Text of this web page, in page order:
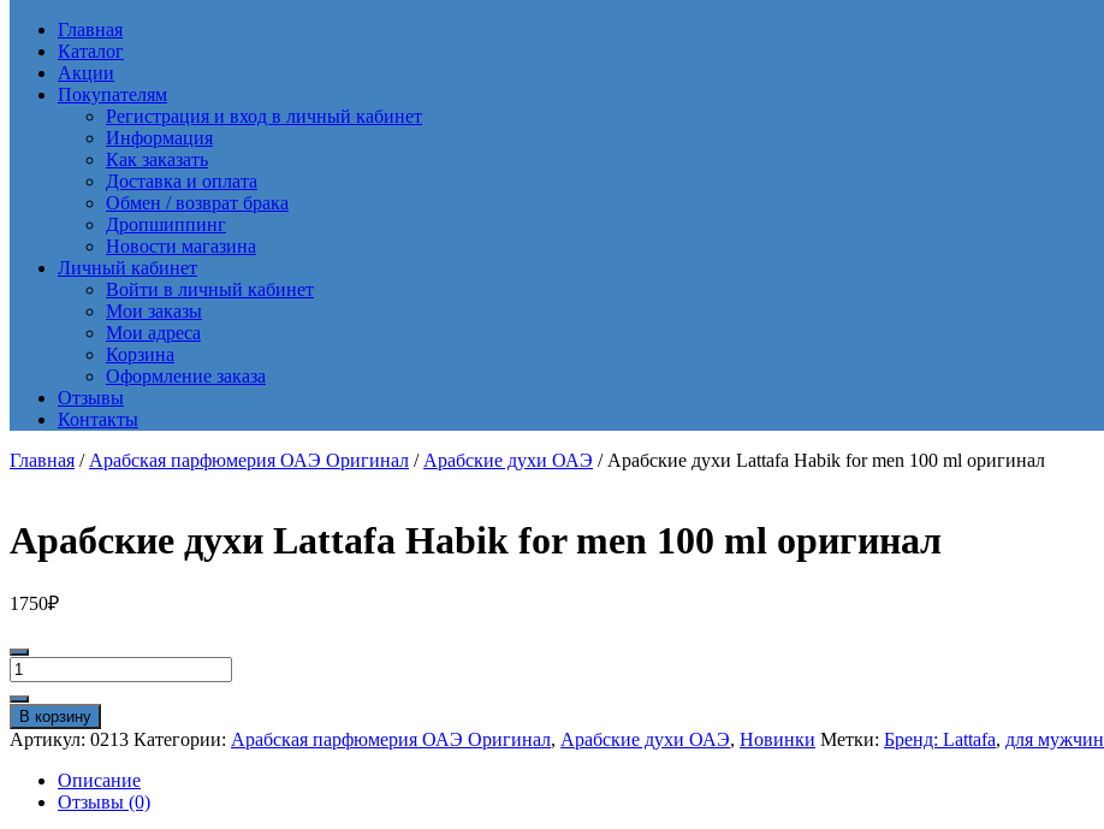
Главная
Каталог
Акции
Покупателям
Регистрация и вход в личный кабинет
Информация
Как заказать
Доставка и оплата
Обмен / возврат брака
Дропшиппинг
Новости магазина
Личный кабинет
Войти в личный кабинет
Мои заказы
Мои адреса
Корзина
Оформление заказа
Отзывы
Контакты
Главная / Арабская парфюмерия ОАЭ Оригинал / Арабские духи ОАЭ / Арабские духи Lattafa Habik for men 100 ml оригинал
Арабские духи Lattafa Habik for men 100 ml оригинал
1750₽
Количество
товара
Арабские
духи
Lattafa
Habik
В корзину
Артикул: 0213 Категории: Арабская парфюмерия ОАЭ Оригинал, Арабские духи ОАЭ, Новинки Метки: Бренд: Lattafa, для мужчин
Описание
Отзывы (0)